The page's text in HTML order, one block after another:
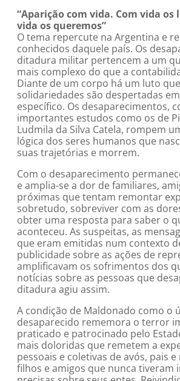
“Aparição com vida. Com vida os
vida os queremos”
O tema repercute na Argentina e
conhecidos daquele país. Os
ditadura militar pertencem a um
mais complexo do que a
Diante de um corpo há um luto
solidariedades são despertadas
específico. Os desaparecimentos,
importantes estudos como os de
Ludmila da Silva Catela, rompem
lógica dos seres humanos que
suas trajetórias e morrem.
Com o desaparecimento
e amplia-se a dor de familiares,
próximas que tentam remontar
sobretudo, sobreviver com as
obter uma resposta para saber o
aconteceu. As suspeitas, as
que eram emitidas num contexto
publicidade sobre as ações de
amplificavam os sofrimentos dos
notícias sobre as pessoas que
ditadura agiu assim.
A condição de Maldonado como o
desaparecido rememora o terror
praticado e patrocinado pelo
mais doloridas que remetem a
pessoais e coletivas de avós, pais e
filhos e amigos que nunca tiveram